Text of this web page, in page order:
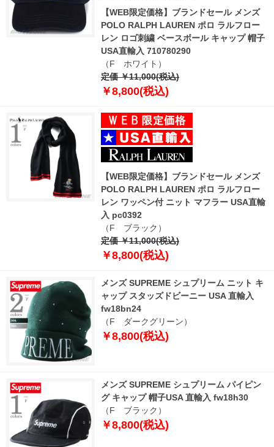
【WEB限定価格】ブランドセール メンズ
POLO RALPH LAUREN ポロ ラルフロー
レン ロゴ刺繍 ベースボール キャップ 帽子
USA直輸入 710780290
（F ホワイト）
定価 ￥11,000(税込)
￥8,800(税込)
【WEB限定価格】ブランドセール メンズ
POLO RALPH LAUREN ポロ ラルフロー
レン ワッペン付 ニット マフラー USA直輸
入 pc0392
（F ブラック）
定価 ￥11,000(税込)
￥8,800(税込)
メンズ SUPREME シュプリーム ニット キ
ャップ スタッズドビーニー USA 直輸入
fw18bn24
（F ダークグリーン）
￥8,800(税込)
メンズ SUPREME シュプリーム パイピン
グ キャップ 帽子USA 直輸入 fw18h30
（F ブラック）
￥8,800(税込)